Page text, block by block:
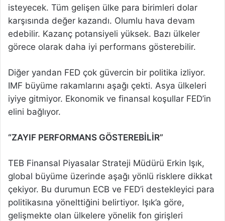
isteyecek. Tüm gelişen ülke para birimleri dolar
karşısında değer kazandı. Olumlu hava devam
edebilir. Kazanç potansiyeli yüksek. Bazı ülkeler
görece olarak daha iyi performans gösterebilir.
Diğer yandan FED çok güvercin bir politika izliyor.
IMF büyüme rakamlarını aşağı çekti. Asya ülkeleri
iyiye gitmiyor. Ekonomik ve finansal koşullar FED’in
elini bağlıyor.
“ZAYIF PERFORMANS GÖSTEREBİLİR”
TEB Finansal Piyasalar Strateji Müdürü Erkin Işık,
global büyüme üzerinde aşağı yönlü risklere dikkat
çekiyor. Bu durumun ECB ve FED’i destekleyici para
politikasına yönelttiğini belirtiyor. Işık’a göre,
gelişmekte olan ülkelere yönelik fon girişleri